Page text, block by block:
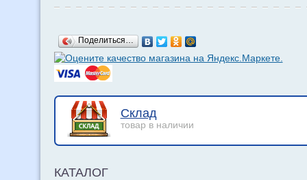
Поделиться…
Склад
товар в наличии
КАТАЛОГ